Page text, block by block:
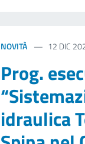
NOVITÀ 12 DIC
Prog.
idraulica